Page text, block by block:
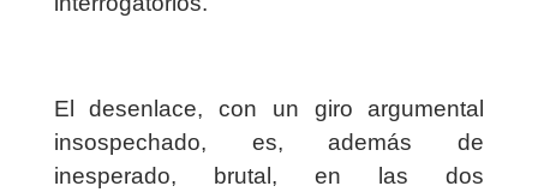
El desenlace, con un giro argumental
insospechado, es, además de
inesperado, brutal, en las dos